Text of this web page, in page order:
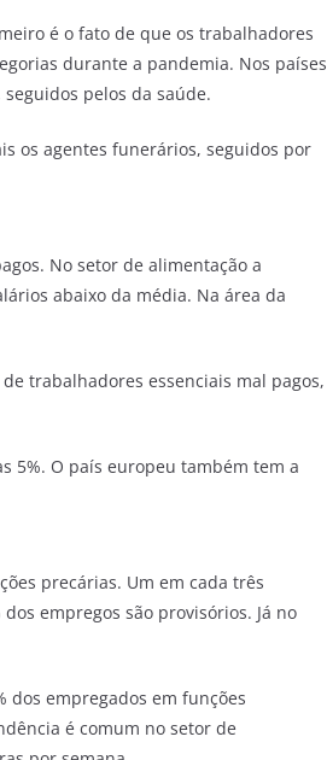
é o fato de que os trabalhadores
durante a pandemia. Nos países
pelos da saúde.
os agentes funerários, seguidos por
No setor de alimentação a
abaixo da média. Na área da
trabalhadores essenciais mal pagos,
5%. O país europeu também tem a
precárias. Um em cada três
empregos são provisórios. Já no
dos empregados em funções
é comum no setor de